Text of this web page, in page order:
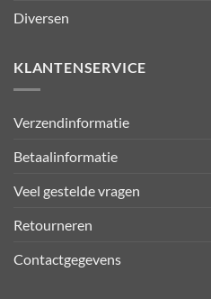
Diversen
KLANTENSERVICE
Verzendinformatie
Betaalinformatie
Veel gestelde vragen
Retourneren
Contactgegevens